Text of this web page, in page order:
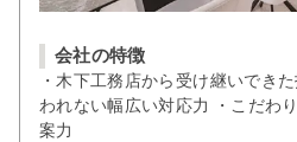
会社の特徴
・木下工務店から受け継いでき
われない幅広い対応力 ・こだわ
案力